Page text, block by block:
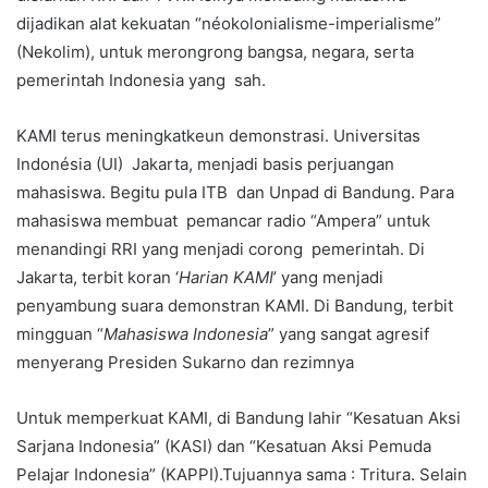
dijadikan alat kekuatan “néokolonialisme-imperialisme”
(Nekolim), untuk merongrong bangsa, negara, serta
pemerintah Indonesia yang sah.
KAMI terus meningkatkeun demonstrasi. Universitas
Indonésia (UI) Jakarta, menjadi basis perjuangan
mahasiswa. Begitu pula ITB dan Unpad di Bandung. Para
mahasiswa membuat pemancar radio “Ampera” untuk
menandingi RRI yang menjadi corong pemerintah. Di
Jakarta, terbit koran ‘Harian KAMI’ yang menjadi
penyambung suara demonstran KAMI. Di Bandung, terbit
mingguan “Mahasiswa Indonesia” yang sangat agresif
menyerang Presiden Sukarno dan rezimnya
Untuk memperkuat KAMI, di Bandung lahir “Kesatuan Aksi
Sarjana Indonesia” (KASI) dan “Kesatuan Aksi Pemuda
Pelajar Indonesia” (KAPPI).Tujuannya sama : Tritura. Selain